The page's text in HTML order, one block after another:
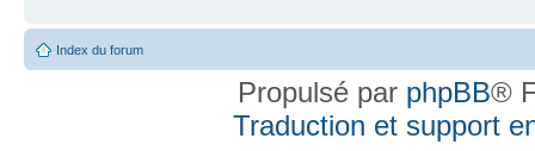
Index du forum
Propulsé par phpBB®
Traduction et support